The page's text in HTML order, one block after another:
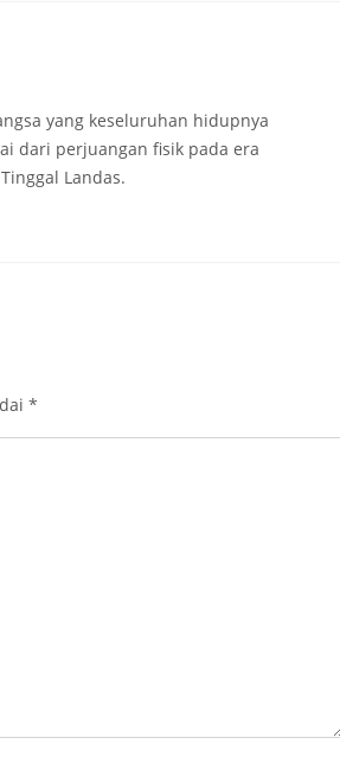
yang keseluruhan hidupnya
dari perjuangan fisik pada era
Landas.
*